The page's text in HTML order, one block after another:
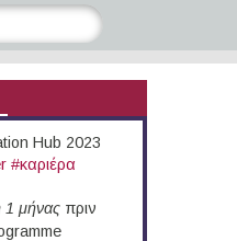
Hub 2023
#καριέρα
1 μήναςπριν